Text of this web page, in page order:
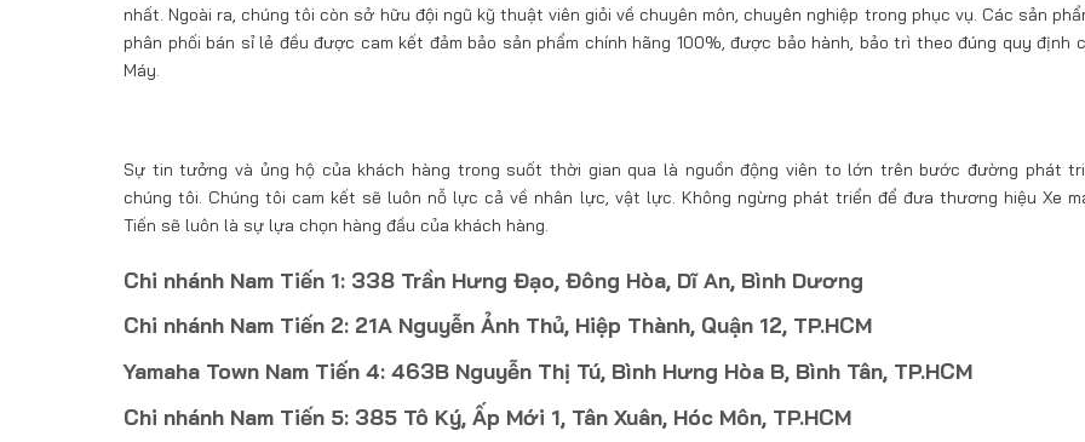
nhất. Ngoài ra, chúng tôi còn sở hữu đội ngũ kỹ thuật viên giỏi về chuyên môn, chuyên nghiệp trong phục vụ. Các sản
phân phối bán sỉ lẻ đều được cam kết đảm bảo sản phẩm chính hãng 100%, được bảo hành, bảo trì theo đúng quy định
Máy.
Sự tin tưởng và ủng hộ của khách hàng trong suốt thời gian qua là nguồn động viên to lớn trên bước đường phát
chúng tôi. Chúng tôi cam kết sẽ luôn nỗ lực cả về nhân lực, vật lực. Không ngừng phát triển để đưa thương hiệu Xe
Tiến sẽ luôn là sự lựa chọn hàng đầu của khách hàng.
Chi nhánh Nam Tiến 1: 338 Trần Hưng Đạo, Đông Hòa, Dĩ An, Bình Dương
Chi nhánh Nam Tiến 2: 21A Nguyễn Ảnh Thủ, Hiệp Thành, Quận 12, TP.HCM
Yamaha Town Nam Tiến 4: 463B Nguyễn Thị Tú, Bình Hưng Hòa B, Bình Tân, TP.HCM
Chi nhánh Nam Tiến 5: 385 Tô Ký, Ấp Mới 1, Tân Xuân, Hóc Môn, TP.HCM